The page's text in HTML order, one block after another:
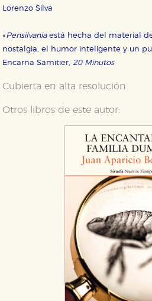
Lorenzo Silva
«Pensilvaniaestá hecha del material
nostalgia, el humor inteligente y un
Encarna Samitier,20 Minutos
Cubierta en alta resolución
Otros libros de este autor:
CONFIGURACIÓN
HABILITAR TODO